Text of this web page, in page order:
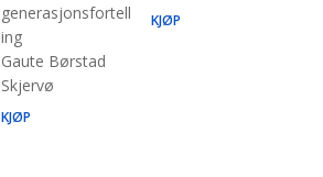
generasjonsfortell
ing
Gaute Børstad
Skjervø
KJØP
KJØP